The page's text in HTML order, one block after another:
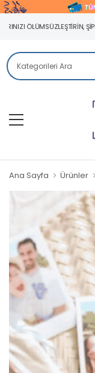
ÖLÜMSÜZLEŞTIRIN, ŞIPŞAK
Ana Sayfa Ürünler